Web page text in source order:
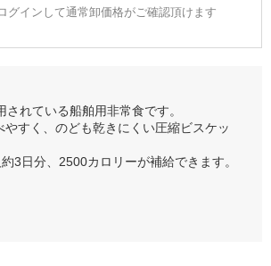
グインして通常卸価格がご確認頂けます
されている船舶用非常食です。
やすく、のども乾きにくい圧縮ビスケッ
3日分、2500カロリーが補給できます。